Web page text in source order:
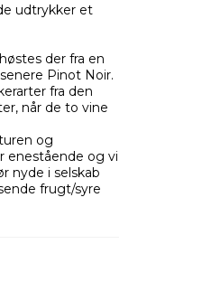
udtrykker et
der fra en
Pinot Noir.
fra den
når de to vine
og
enestående og vi
nyde i selskab
frugt/syre